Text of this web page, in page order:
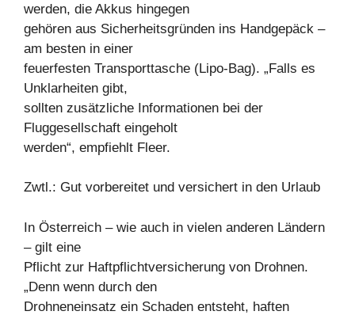
werden, die Akkus hingegen
gehören aus Sicherheitsgründen ins Handgepäck –
am besten in einer
feuerfesten Transporttasche (Lipo-Bag). „Falls es
Unklarheiten gibt,
sollten zusätzliche Informationen bei der
Fluggesellschaft eingeholt
werden“, empfiehlt Fleer.
Zwtl.: Gut vorbereitet und versichert in den Urlaub
In Österreich – wie auch in vielen anderen Ländern
– gilt eine
Pflicht zur Haftpflichtversicherung von Drohnen.
„Denn wenn durch den
Drohneneinsatz ein Schaden entsteht, haften